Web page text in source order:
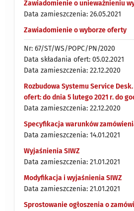
Zawiadomienie o unieważnieniu
Data zamieszczenia: 26.05.2021
Zawiadomienie o wyborze oferty
Nr: 67/ST/WS/POPC/PN/2020
Data składania ofert: 05.02.2021
Data zamieszczenia: 22.12.2020
Rozbudowa Systemu Service
ofert: do dnia 5 lutego 2021 r. do
Data zamieszczenia: 22.12.2020
Specyfikacja warunków
Data zamieszczenia: 14.01.2021
Wyjaśnienia SIWZ
Data zamieszczenia: 21.01.2021
Modyfikacja i wyjaśnienia SIWZ
Data zamieszczenia: 21.01.2021
Sprostowanie ogłoszenia o